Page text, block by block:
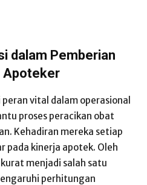
dalam Pemberian
Apoteker
vital dalam operasional
proses peracikan obat
Kehadiran mereka setiap
pada kinerja apotek. Oleh
menjadi salah satu
perhitungan